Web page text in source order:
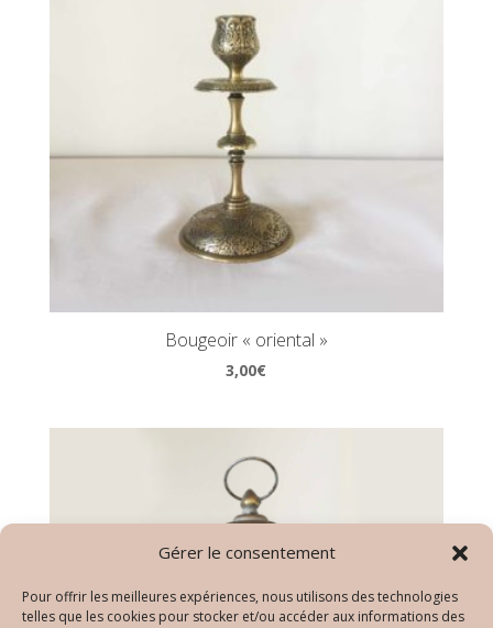
Gérer le consentement
Pour offrir les meilleures expériences, nous utilisons des technologies
telles que les cookies pour stocker et/ou accéder aux informations des
Bougeoir « oriental »
3,00€